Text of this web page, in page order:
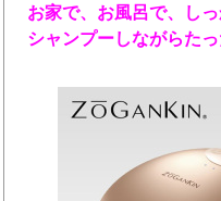
お家で、お風呂で、し
シャンプーしながらた